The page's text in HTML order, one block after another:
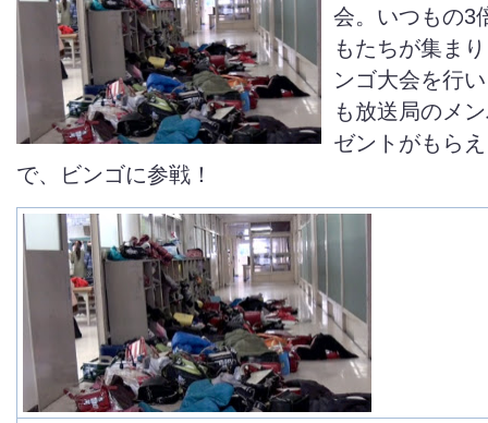
会。いつもの3
もたちが集ま
ンゴ大会を行
も放送局のメ
ゼントがもら
で、ビンゴに参戦！